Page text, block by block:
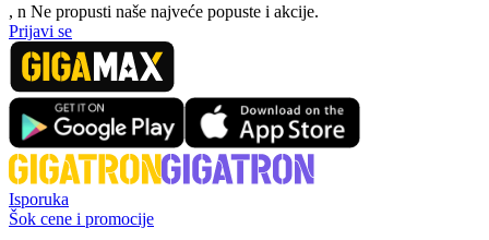
, n Ne propusti naše najveće popuste i akcije.
Prijavi se
Isporuka
Šok cene i promocije